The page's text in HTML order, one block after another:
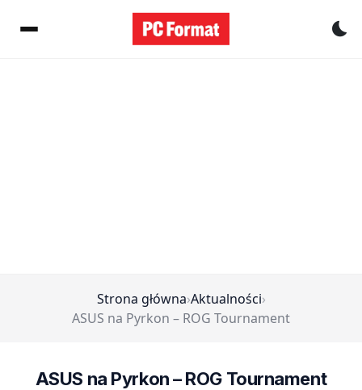
Strona główna›Aktualności›
ASUS na Pyrkon – ROG Tournament
ASUS na Pyrkon – ROG Tournament